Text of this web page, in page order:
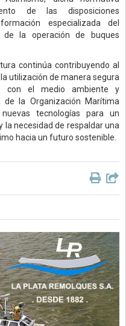
de las disposiciones
especializada del
de la operación de buques
continúa contribuyendo al
utilización de manera segura
con el medio ambiente y
la Organización Marítima
tecnologías para un
necesidad de respaldar una
hacia un futuro sostenible.